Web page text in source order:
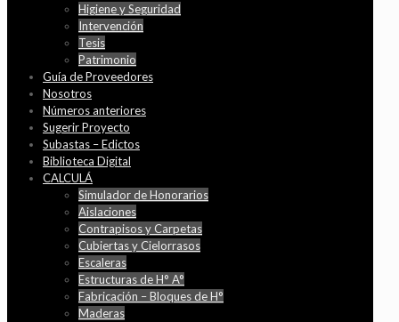
Higiene y Seguridad
Intervención
Tesis
Patrimonio
Guía de Proveedores
Nosotros
Números anteriores
Sugerir Proyecto
Subastas – Edictos
Biblioteca Digital
CALCULÁ
Simulador de Honorarios
Aislaciones
Contrapisos y Carpetas
Cubiertas y Cielorrasos
Escaleras
Estructuras de H° A°
Fabricación – Bloques de H°
Maderas